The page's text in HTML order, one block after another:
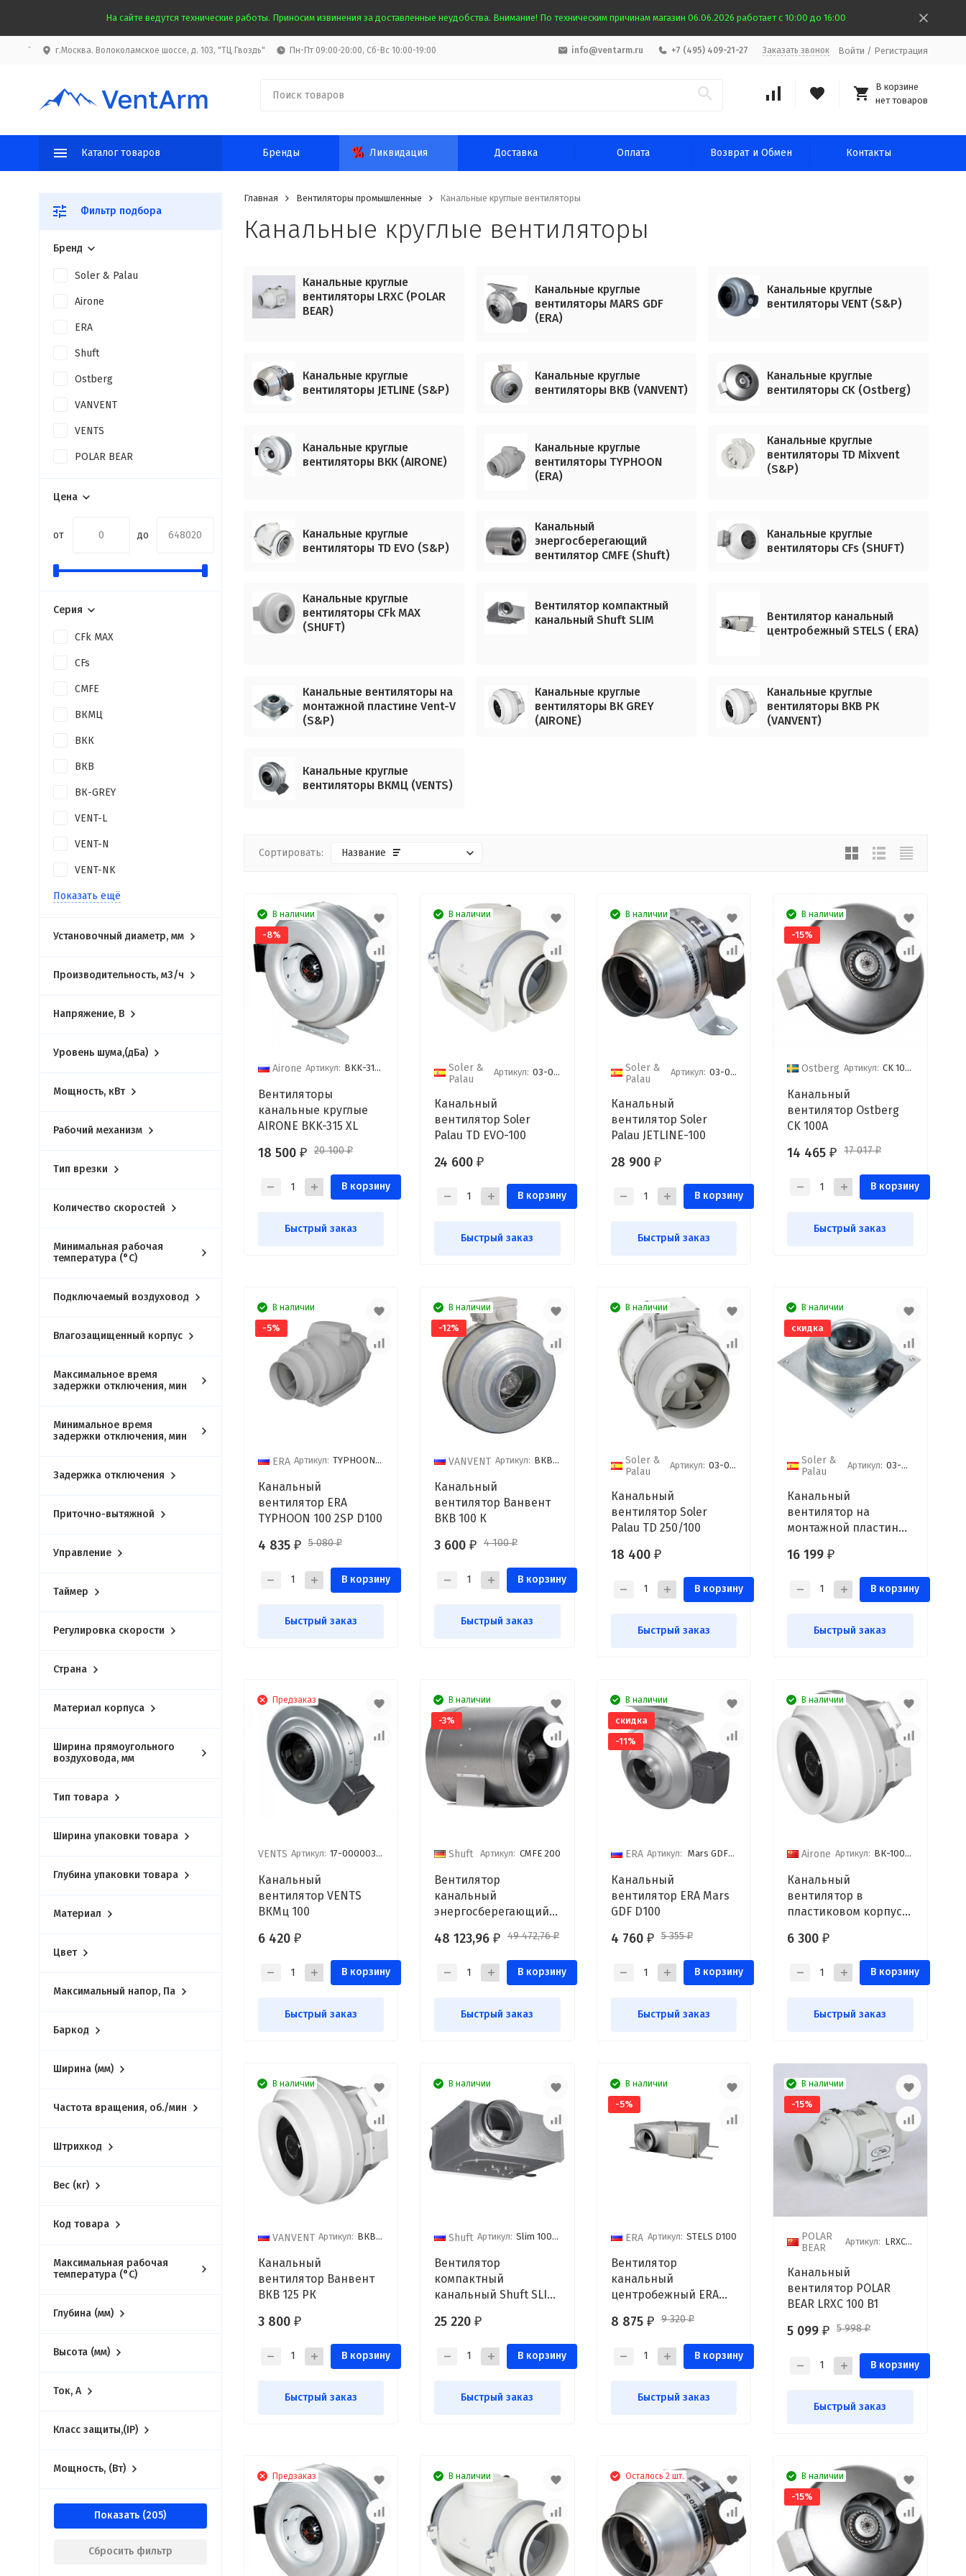
На сайте ведутся технические работы. Приносим извинения за доставленные неудобства. Внимание! По техническим причинам магазин 06.06.2026 работает с 10:00 до 16:00
` г.Москва. Волоколамское шоссе, д. 103, "ТЦ Гвоздь" Пн-Пт 09:00-20:00, Сб-Вс 10:00-19:00 info@ventarm.ru +7 (495) 409-21-27 Заказать звонок Войти / Регистрация
В корзине
нет товаров
Каталог товаров Бренды Ликвидация Доставка Оплата Возврат и Обмен Контакты
Главная Вентиляторы промышленные Канальные круглые вентиляторы
Канальные круглые вентиляторы
Канальные круглые
вентиляторы LRXC (POLAR
BEAR)
Канальные круглые
вентиляторы MARS GDF
(ERA)
Канальные круглые
вентиляторы VENT (S&P)
Канальные круглые
вентиляторы JETLINE (S&P)
Канальные круглые
вентиляторы ВКВ (VANVENT)
Канальные круглые
вентиляторы CK (Ostberg)
Канальные круглые
вентиляторы ВКК (AIRONE)
Канальные круглые
вентиляторы TYPHOON
(ERA)
Канальные круглые
вентиляторы TD Mixvent
(S&P)
Канальные круглые
вентиляторы TD EVO (S&P)
Канальный
энергосберегающий
вентилятор CMFE (Shuft)
Канальные круглые
вентиляторы CFs (SHUFT)
Канальные круглые
вентиляторы CFk MAX
(SHUFT)
Вентилятор компактный
канальный Shuft SLIM
Вентилятор канальный
центробежный STELS ( ERA)
Канальные вентиляторы на
монтажной пластине Vent-V
(S&P)
Канальные круглые
вентиляторы ВК GREY
(AIRONE)
Канальные круглые
вентиляторы ВКВ РК
(VANVENT)
Канальные круглые
вентиляторы ВКМЦ (VENTS)
Сортировать: Название
-8%
В наличии
Airone Артикул: BKK-315 XL
Вентиляторы
канальные круглые
AIRONE BKK-315 XL
18 500 ₽ 20 100₽
В корзину
Быстрый заказ
В наличии
Soler &
Palau
Артикул: 03-0101-279
Канальный
вентилятор Soler
Palau TD EVO-100
24 600 ₽
В корзину
Быстрый заказ
В наличии
Soler &
Palau
Артикул: 03-0101-347
Канальный
вентилятор Soler
Palau JETLINE-100
28 900 ₽
В корзину
Быстрый заказ
-15%
В наличии
Ostberg Артикул: CK 100A
Канальный
вентилятор Ostberg
CK 100A
14 465 ₽ 17 017₽
В корзину
Быстрый заказ
-5%
В наличии
ERA Артикул: TYPHOON 100 2SP
Канальный
вентилятор ERA
TYPHOON 100 2SP D100
4 835 ₽ 5 080₽
В корзину
Быстрый заказ
-12%
В наличии
VANVENT Артикул: ВКВ-100К
Канальный
вентилятор Ванвент
ВКВ 100 К
3 600 ₽ 4 100₽
В корзину
Быстрый заказ
В наличии
Soler &
Palau
Артикул: 03-0101-206
Канальный
вентилятор Soler
Palau TD 250/100
18 400 ₽
В корзину
Быстрый заказ
скидка
В наличии
Soler &
Palau
Артикул: 03-0101-311
Канальный
вентилятор на
монтажной пластине
L
16 199 ₽
В корзину
Быстрый заказ
Предзаказ
VENTS Артикул: 17-00000394
Канальный
вентилятор VENTS
ВКМц 100
6 420 ₽
В корзину
Быстрый заказ
-3%
В наличии
Shuft Артикул: CMFE 200
Вентилятор
канальный
энергосберегающий
48 123,96 ₽ 49 472,76₽
В корзину
Быстрый заказ
скидка
-11%
В наличии
ERA Артикул: Mars GDF 100
Канальный
вентилятор ERA Mars
GDF D100
4 760 ₽ 5 355₽
В корзину
Быстрый заказ
В наличии
Airone Артикул: ВК-100 GREY
Канальный
вентилятор в
пластиковом корпусе
6 300 ₽
В корзину
Быстрый заказ
В наличии
VANVENT Артикул: ВКВ-125 РК
Канальный
вентилятор Ванвент
ВКВ 125 РК
3 800 ₽
В корзину
Быстрый заказ
В наличии
Shuft Артикул: Slim 100 vim
Вентилятор
компактный
канальный Shuft SLIM
25 220 ₽
В корзину
Быстрый заказ
-5%
В наличии
ERA Артикул: STELS D100
Вентилятор
канальный
центробежный ERA
8 875 ₽ 9 320₽
В корзину
Быстрый заказ
-15%
В наличии
POLAR
BEAR
Артикул: LRXC 100 B1
Канальный
вентилятор POLAR
BEAR LRXC 100 B1
5 099 ₽ 5 998₽
В корзину
Быстрый заказ
Предзаказ В наличии Осталось 2 шт.
-15%
В наличии
Фильтр подбора
Бренд
Soler & Palau
Airone
ERA
Shuft
Ostberg
VANVENT
VENTS
POLAR BEAR
Цена
от до
Серия
CFk MAX
CFs
CMFE
ВКМЦ
ВКК
ВКВ
ВК-GREY
VENT-L
VENT-N
VENT-NK
Показать ещё
Установочный диаметр, мм
Производительность, м3/ч
Напряжение, В
Уровень шума,(дБа)
Мощность, кВт
Рабочий механизм
Тип врезки
Количество скоростей
Минимальная рабочая
температура (°С)
Подключаемый воздуховод
Влагозащищенный корпус
Максимальное время
задержки отключения, мин
Минимальное время
задержки отключения, мин
Задержка отключения
Приточно-вытяжной
Управление
Таймер
Регулировка скорости
Страна
Материал корпуса
Ширина прямоугольного
воздуховода, мм
Тип товара
Ширина упаковки товара
Глубина упаковки товара
Материал
Цвет
Максимальный напор, Па
Баркод
Ширина (мм)
Частота вращения, об./мин
Штрихкод
Вес (кг)
Код товара
Максимальная рабочая
температура (°С)
Глубина (мм)
Высота (мм)
Ток, А
Класс защиты,(IP)
Мощность, (Вт)
Показать
Сбросить фильтр